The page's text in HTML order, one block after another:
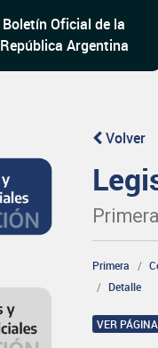
Boletín Oficial de la
República Argentina
Volver
Primera
Detalle
VER